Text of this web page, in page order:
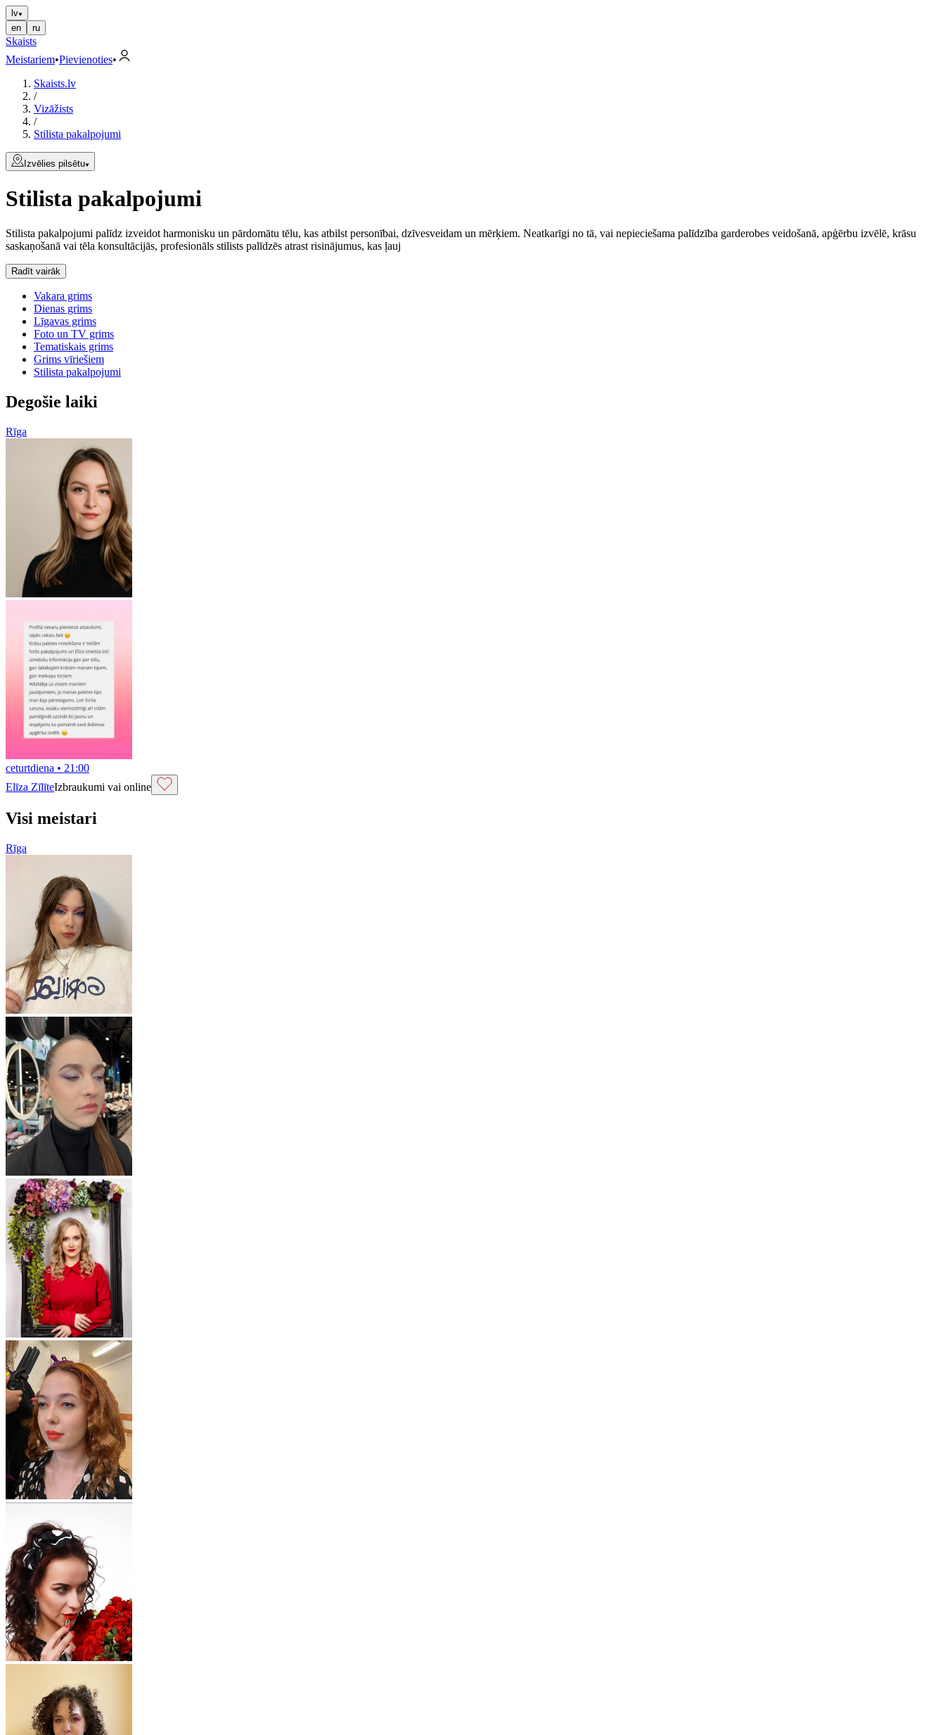
lv
en
ru
Skaists
Meistariem•Pievienoties•
Skaists.lv
/
Vizāžists
/
Stilista pakalpojumi
Izvēlies pilsētu
Stilista pakalpojumi
Stilista pakalpojumi palīdz izveidot harmonisku un pārdomātu tēlu, kas atbilst personībai, dzīvesveidam un mērķiem. Neatkarīgi no tā, vai nepieciešama palīdzība garderobes veidošanā, apģērbu izvēlē, krāsu
saskaņošanā vai tēla konsultācijās, profesionāls stilists palīdzēs atrast risinājumus, kas ļauj
Radīt vairāk
Vakara grims
Dienas grims
Līgavas grims
Foto un TV grims
Tematiskais grims
Grims vīriešiem
Stilista pakalpojumi
Degošie laiki
Rīga
ceturtdiena • 21:00
Elīza ZīlīteIzbraukumi vai online
Visi meistari
Rīga